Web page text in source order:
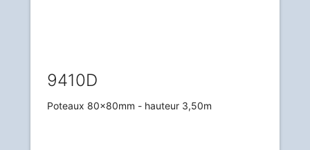
9410D
Poteaux 80x80mm - hauteur 3,50m